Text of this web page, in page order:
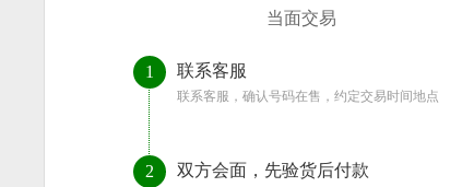
当面交易
1 联系客服
联系客服，确认号码在售，约定交易时间地点
2 双方会面，先验货后付款